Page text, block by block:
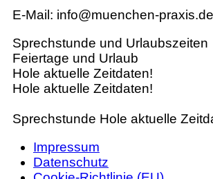
E-Mail: info@muenchen-praxis.de
Sprechstunde und Urlaubszeiten
Feiertage und Urlaub
Hole aktuelle Zeitdaten!
Hole aktuelle Zeitdaten!
Sprechstunde Hole aktuelle
Impressum
Datenschutz